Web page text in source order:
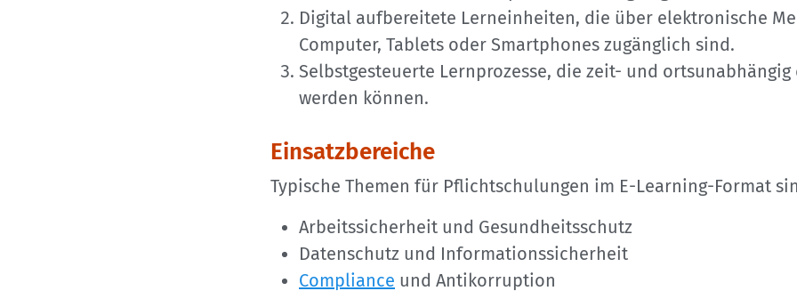
Digital aufbereitete Lerneinheiten, die über elektronische
Computer, Tablets oder Smartphones zugänglich sind.
Selbstgesteuerte Lernprozesse, die zeit- und
werden können.
Einsatzbereiche
Typische Themen für Pflichtschulungen im E-Learning-Format
Arbeitssicherheit und Gesundheitsschutz
Datenschutz und Informationssicherheit
Compliance und Antikorruption